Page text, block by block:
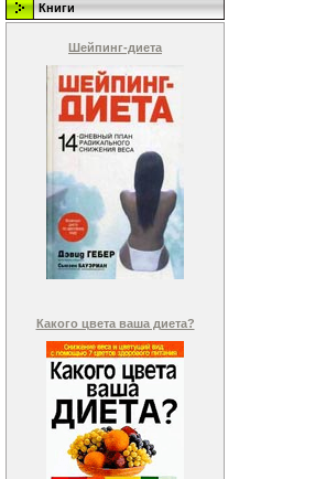
Книги
Шейпинг-диета
Какого цвета ваша диета?